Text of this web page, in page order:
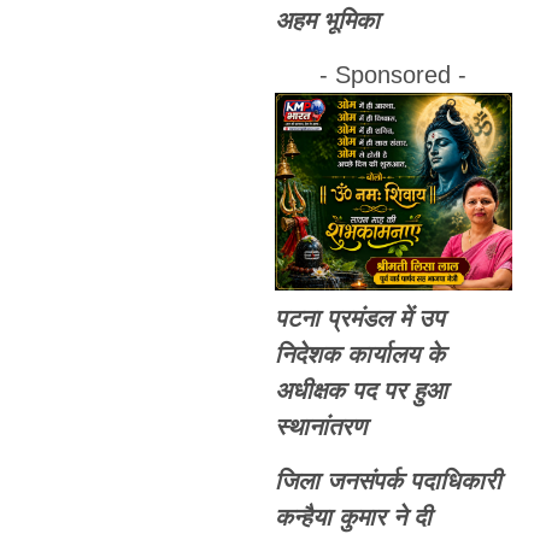
अहम भूमिका
- Sponsored -
पटना प्रमंडल में उप
निदेशक कार्यालय के
अधीक्षक पद पर हुआ
स्थानांतरण
जिला जनसंपर्क पदाधिकारी
कन्हैया कुमार ने दी